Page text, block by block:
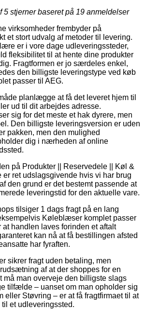
5 stjerner baseret på 19 anmeldelser
virksomheder frembyder på
et stort udvalg af metoder til levering.
er i vore dage udleveringssteder,
fleksibilitet til at hente dine produkter
Fragtformen er jo særdeles enkel,
den billigste leveringstype ved køb
passer til AEG.
planlægge at få det leveret hjem til
ud til dit arbejdes adresse.
sig for det meste et hak dyrere, men
Den billigste leveringsversion er uden
pakken, men den mulighed
dig i nærheden af online
på Produkter || Reservedele || Køl &
er ret udslagsgivende hvis vi har brug
den grund er det bestemt passende at
leveringstid for den aktuelle vare.
tilsiger 1 dags fragt på en lang
Køleblæser komplet passer
handlen laves forinden et aftalt
kan nå at få bestillingen afsted
har fyraften.
sikrer fragt uden betaling, men
af at der shoppes for en
må man overveje den billigste slags
tilfælde – uanset om man opholder sig
eller Støvring – er at få fragtfirmaet til at
et udleveringssted.